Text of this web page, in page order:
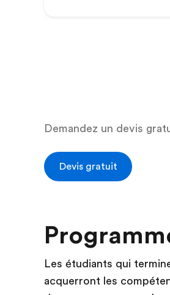
Demandez un devis
Devis gratuit
Les étudiants qui
acquerront les